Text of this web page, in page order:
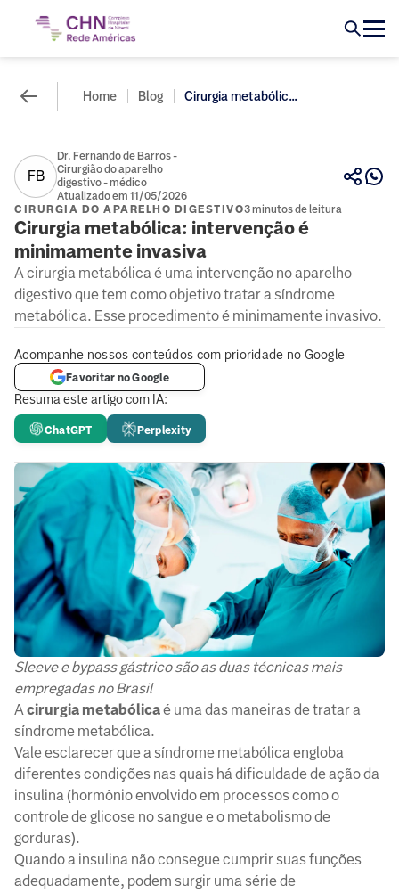
Home Blog Cirurgia metabólic...
FB
Dr. Fernando de Barros -
Cirurgião do aparelho
digestivo - médico
Atualizado em 11/05/2026
CIRURGIA DO APARELHO DIGESTIVO3 minutos de leitura
Cirurgia metabólica: intervenção é
minimamente invasiva
A cirurgia metabólica é uma intervenção no aparelho
digestivo que tem como objetivo tratar a síndrome
metabólica. Esse procedimento é minimamente invasivo.
Resuma este artigo com IA:
ChatGPT Perplexity
Acompanhe nossos conteúdos com prioridade no Google
Favoritar no Google
Sleeve e bypass gástrico são as duas técnicas mais
empregadas no Brasil
Acirurgia metabólicaé uma das maneiras de tratar a
síndrome metabólica.
Vale esclarecer que a síndrome metabólica engloba
diferentes condições nas quais há dificuldade de ação da
insulina (hormônio envolvido em processos como o
controle de glicose no sangue e o metabolismode
gorduras).
Quando a insulina não consegue cumprir suas funções
adequadamente, podem surgir uma série de